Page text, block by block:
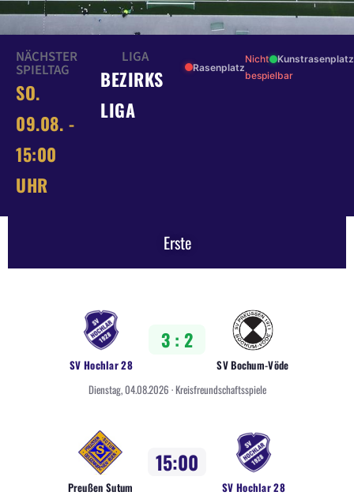
NÄCHSTER
SPIELTAG
SO.
09.08. -
15:00
UHR
LIGA
BEZIRKS
LIGA
Rasenplatz
Nicht
bespielbar
Kunstrasenplatz
Erste
SV Hochlar 28
3 : 2
SV Bochum-Vöde
Dienstag, 04.08.2026 · Kreisfreundschaftsspiele
Preußen Sutum
15:00
SV Hochlar 28